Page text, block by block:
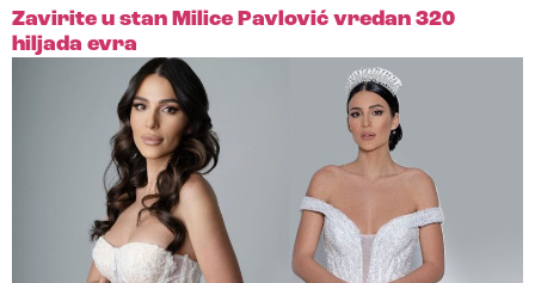
Zavirite u stan Milice Pavlović vredan 320
hiljada evra